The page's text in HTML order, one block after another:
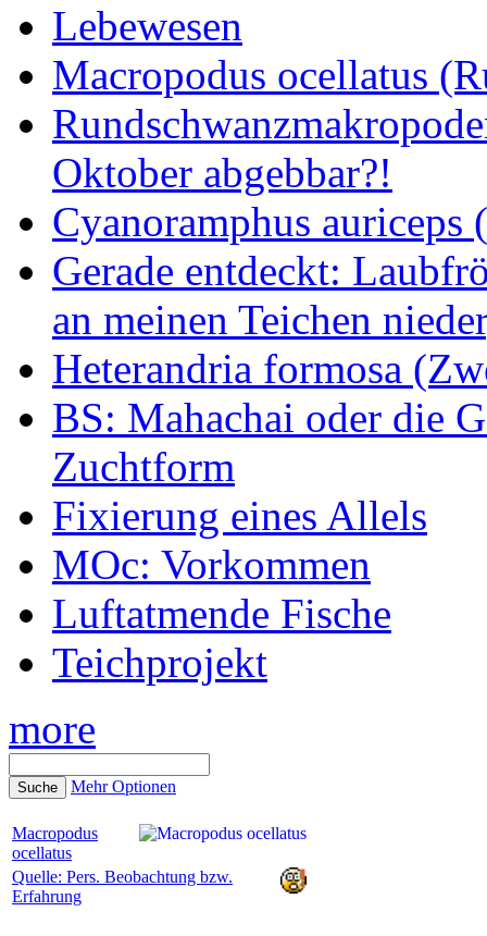
Lebewesen
Macropodus ocellatus
Oktober abgebbar?!
Cyanoramphus
Gerade entdeckt:
an meinen Teichen
Heterandria formosa
BS: Mahachai oder die
Zuchtform
Fixierung eines Allels
MOc: Vorkommen
Luftatmende Fische
Teichprojekt
more
Mehr Optionen
Macropodus
ocellatus
Quelle: Pers. Beobachtung bzw.
Erfahrung